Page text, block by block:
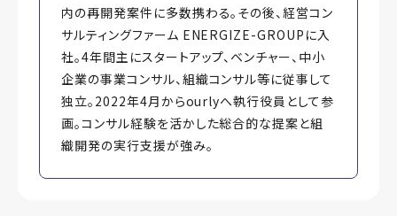
内の再開発案件に多数携わる。その後、経営コン
サルティングファーム ENERGIZE-GROUPに入
社。4年間主にスタートアップ、ベンチャー、中小
企業の事業コンサル、組織コンサル等に従事して
独立。2022年4月からourlyへ執行役員として参
画。コンサル経験を活かした総合的な提案と組
織開発の実行支援が強み。